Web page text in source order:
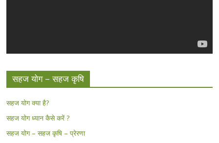
सहज योग – सहज कृषि
सहज योग क्या है?
सहज योग ध्यान कैसे करें ?
सहज योग – सहज कृषि – प्रेरणा